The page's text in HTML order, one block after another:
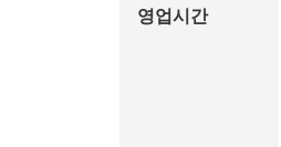
영업시간